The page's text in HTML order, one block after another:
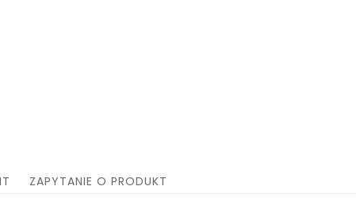
ZAPYTANIE O PRODUKT